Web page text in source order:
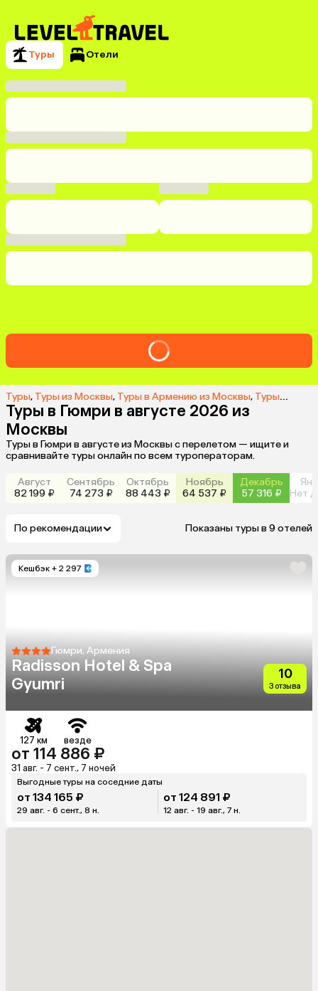
Туры Отели
Туры, Туры из Москвы, Туры в Армению из Москвы, Туры в Гюмри из Москвы
Туры в Гюмри в августе 2026 из
Москвы
Туры в Гюмри в августе из Москвы с перелетом — ищите и
сравнивайте туры онлайн по всем туроператорам.
Август
82 199 ₽
Сентябрь
74 273 ₽
Октябрь
88 443 ₽
Ноябрь
64 537 ₽
Декабрь
57 316 ₽
Нет
По рекомендации Показаны туры в 9 отелей
Кешбэк + 2 297
Гюмри, Армения
Radisson Hotel & Spa
Gyumri
10
3 отзыва
127 км везде
от 114 886 ₽
31 авг. - 7 сент., 7 ночей
Выгодные туры на соседние даты
от 134 165 ₽
29 авг. - 6 сент., 8 н.
от 124 891 ₽
12 авг. - 19 авг., 7 н.